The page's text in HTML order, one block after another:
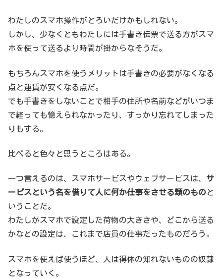
わたしのスマホ操作がとろいだけかもしれない。
しかし、少なくともわたしには手書き伝票で送る方がスマ
ホを使って送るより時間が掛からなそうだ。
もちろんスマホを使うメリットは手書きの必要がなくなる
点と運賃が安くなる点だ。
でも手書きをしないことで相手の住所や名前などがいつま
で経っても憶えられなかったり、すっかり忘れてしまった
りもする。
比べると色々と思うところはある。
一つ言えるのは、スマホサービスやウェブサービスは、 サ
ービスという名を借りて人に何か仕事をさせる類のもの と
いうことだ。
わたしがスマホで設定した荷物の大きさや、どこから送る
かなどの設定は、これまで店員の仕事だったものだろう。
スマホを使えば使うほど、人は得体の知れないものの奴隷
となっていく。